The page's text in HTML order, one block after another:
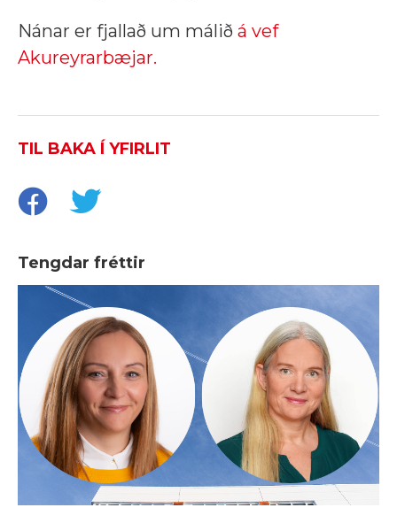
Nánar er fjallað um málið á vef
Akureyrarbæjar.
TIL BAKA Í YFIRLIT
Tengdar fréttir